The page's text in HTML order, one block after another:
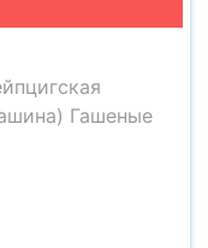
Гашеные